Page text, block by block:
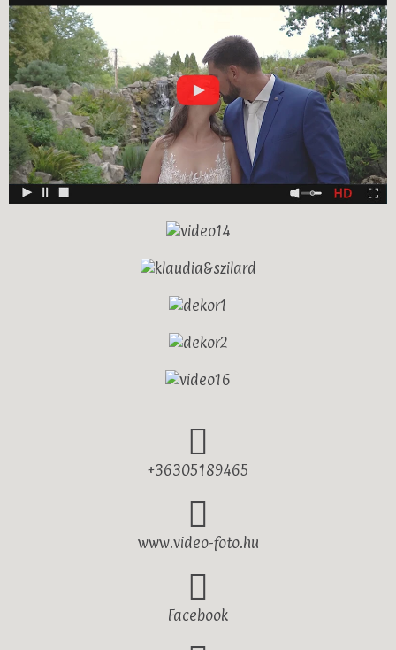
+36305189465
www.video-foto.hu
Facebook